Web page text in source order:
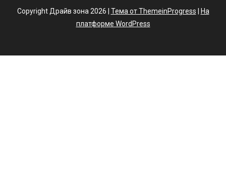
Copyright Драйв зона 2026 | Тема от ThemeinProgress
На
платформе WordPress